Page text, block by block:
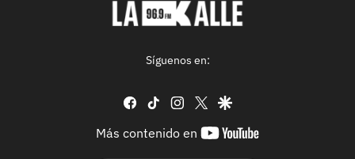
Síguenos en:
facebook
tiktok instagram
twittergoogle
Más contenido en
youtube-